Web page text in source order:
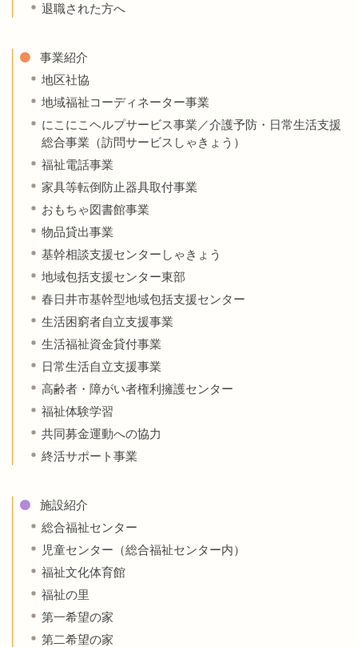
退職された方へ
事業紹介
地区社協
地域福祉コーディネーター事業
にこにこヘルプサービス事業／介護予防・日常生活支援
総合事業（訪問サービスしゃきょう）
福祉電話事業
家具等転倒防止器具取付事業
おもちゃ図書館事業
物品貸出事業
基幹相談支援センターしゃきょう
地域包括支援センター東部
春日井市基幹型地域包括支援センター
生活困窮者自立支援事業
生活福祉資金貸付事業
日常生活自立支援事業
高齢者・障がい者権利擁護センター
福祉体験学習
共同募金運動への協力
終活サポート事業
施設紹介
総合福祉センター
児童センター（総合福祉センター内）
福祉文化体育館
福祉の里
第一希望の家
第二希望の家